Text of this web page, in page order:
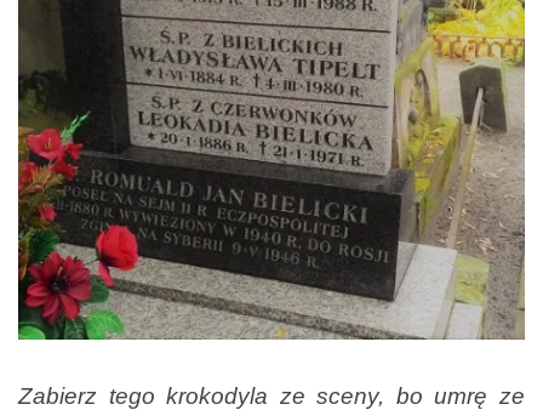
Zabierz tego krokodyla ze sceny, bo umrę ze